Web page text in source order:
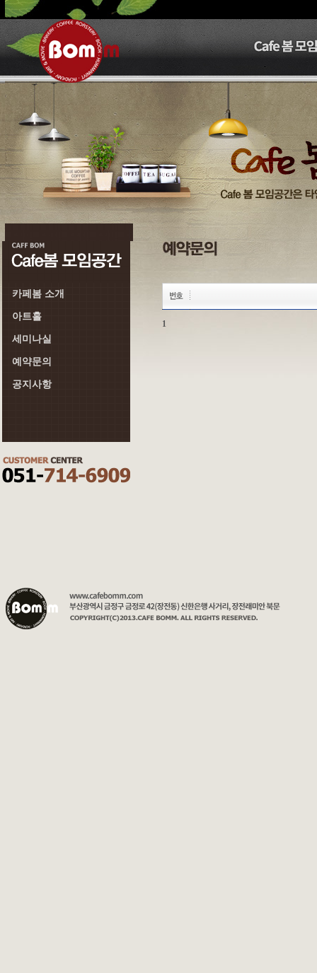
카페봄 소개
아트홀
세미나실
예약문의
공지사항
1